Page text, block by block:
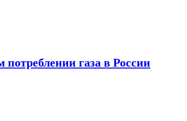
потреблении газа в России